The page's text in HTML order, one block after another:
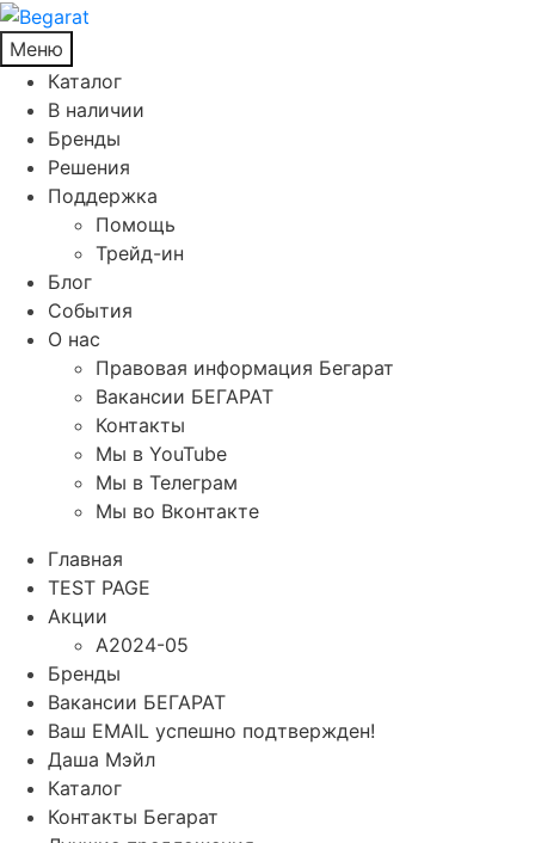
Меню
Каталог
В наличии
Бренды
Решения
Поддержка
Помощь
Трейд-ин
Блог
События
О нас
Правовая информация Бегарат
Вакансии БЕГАРАТ
Контакты
Мы в YouTube
Мы в Телеграм
Мы во Вконтакте
Главная
TEST PAGE
Акции
A2024-05
Бренды
Вакансии БЕГАРАТ
Ваш EMAIL успешно подтвержден!
Даша Мэйл
Каталог
Контакты Бегарат